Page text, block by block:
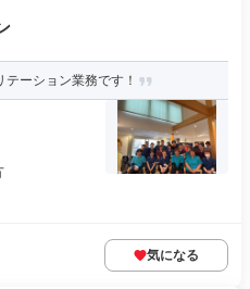
ーション業務です！
気になる